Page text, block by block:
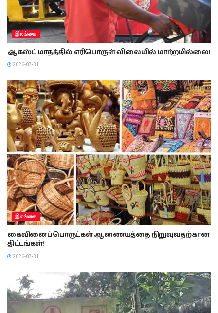
இலங்கை
ஆகஸ்ட் மாதத்தில் எரிபொருள் விலையில் மாற்றமில்லை!
2026-07-31
இலங்கை
கைவினைப்பொருட்கள் ஆணையத்தை நிறுவுவதற்கான
திட்டங்கள்!
2026-07-31